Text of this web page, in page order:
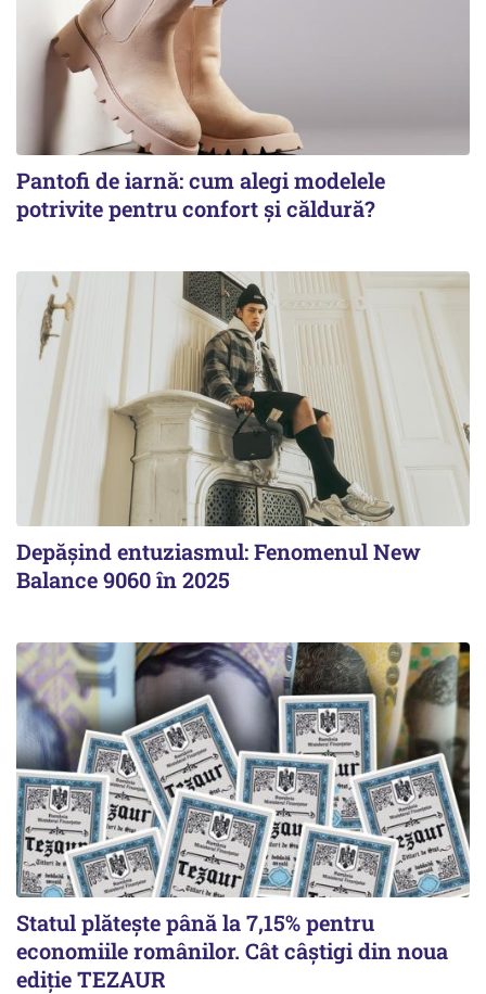
Pantofi de iarnă: cum alegi modelele
potrivite pentru confort și căldură?
Depășind entuziasmul: Fenomenul New
Balance 9060 în 2025
Statul plătește până la 7,15% pentru
economiile românilor. Cât câștigi din noua
ediție TEZAUR